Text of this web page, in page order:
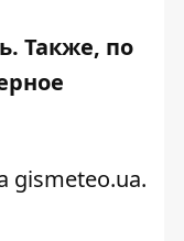
Также, по
gismeteo.ua.